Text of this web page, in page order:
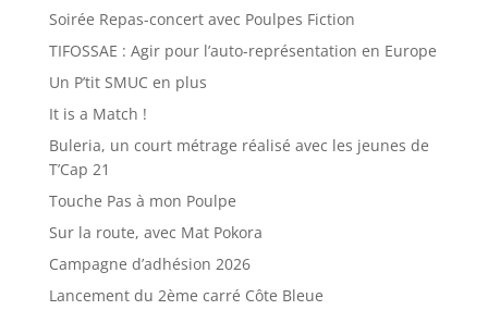
Soirée Repas-concert avec Poulpes Fiction
TIFOSSAE : Agir pour l’auto-représentation en Europe
Un P’tit SMUC en plus
It is a Match !
Buleria, un court métrage réalisé avec les jeunes de
T’Cap 21
Touche Pas à mon Poulpe
Sur la route, avec Mat Pokora
Campagne d’adhésion 2026
Lancement du 2ème carré Côte Bleue